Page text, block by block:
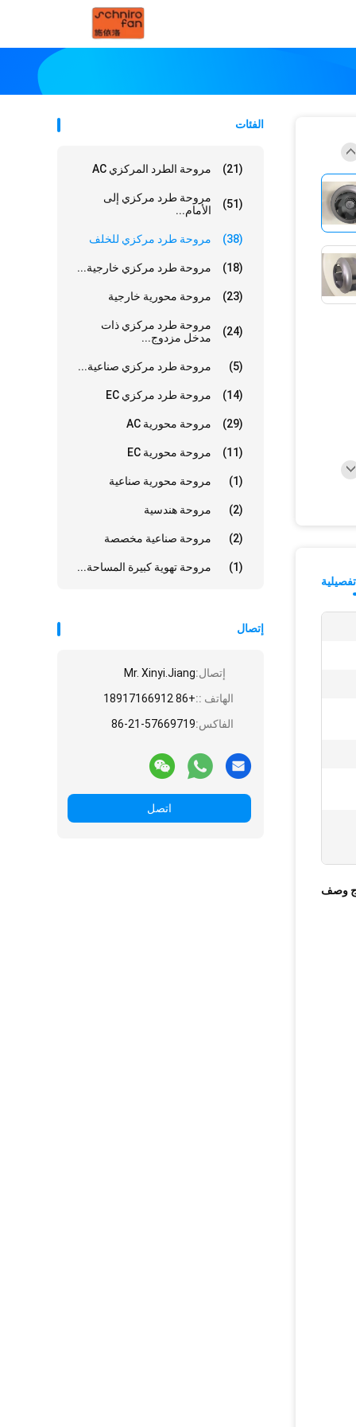
الفئات
مروحة الطرد المركزي AC (21)
مروحة طرد مركزي إلى
الأمام...
(51)
مروحة طرد مركزي للخلف (38)
مروحة طرد مركزي خارجية... (18)
مروحة محورية خارجية (23)
مروحة طرد مركزي ذات
مدخل مزدوج...
(24)
مروحة طرد مركزي صناعية... (5)
مروحة طرد مركزي EC (14)
مروحة محورية AC (29)
مروحة محورية EC (11)
مروحة محورية صناعية (1)
مروحة هندسية (2)
مروحة صناعية مخصصة (2)
مروحة تهوية كبيرة المساحة... (1)
إتصال
إتصال:Mr. Xinyi.Jiang
الهاتف ::+86 18917166912
الفاكس:86-21-57669719
اتصل
وصف